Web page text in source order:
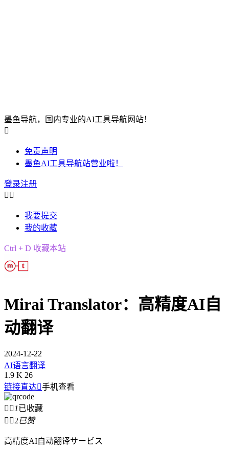
墨鱼导航，国内专业的AI工具导航网站！

免责声明
墨鱼AI工具导航站营业啦！
登录注册
 
我要提交
我的收藏
Ctrl + D 收藏本站
Mirai Translator：高精度AI自
动翻译
2024-12-22
AI语言翻译
1.9 K 26
链接直达手机查看
  1已收藏
 2已赞
高精度AI自动翻译サービス